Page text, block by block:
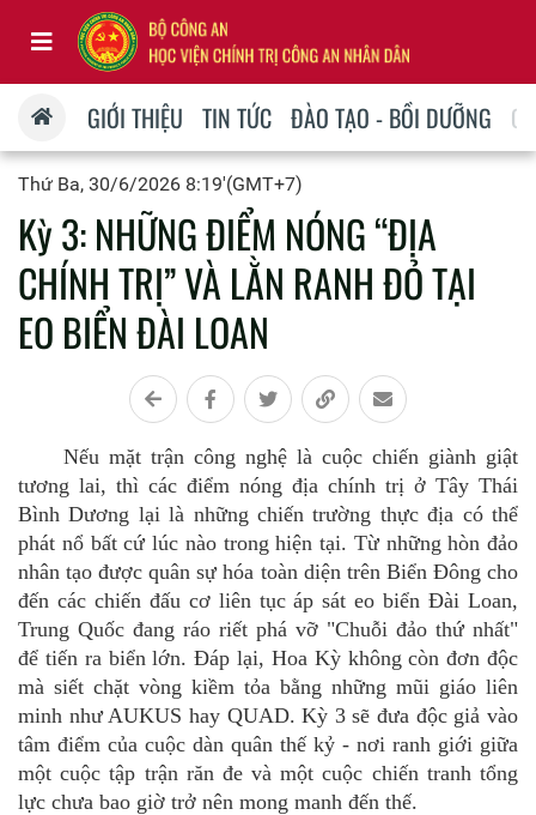
GIỚI THIỆU TIN TỨC ĐÀO TẠO - BỒI DƯỠNG
Thứ Ba, 30/6/2026 8:19'(GMT+7)
Kỳ 3: NHỮNG ĐIỂM NÓNG “ĐỊA
CHÍNH TRỊ” VÀ LẰN RANH ĐỎ TẠI
EO BIỂN ĐÀI LOAN
Nếu mặt trận công nghệ là cuộc chiến giành giật
tương lai, thì các điểm nóng địa chính trị ở Tây Thái
Bình Dương lại là những chiến trường thực địa có thể
phát nổ bất cứ lúc nào trong hiện tại. Từ những hòn đảo
nhân tạo được quân sự hóa toàn diện trên Biển Đông cho
đến các chiến đấu cơ liên tục áp sát eo biển Đài Loan,
Trung Quốc đang ráo riết phá vỡ "Chuỗi đảo thứ nhất"
để tiến ra biển lớn. Đáp lại, HoaKỳkhông còn đơn độc
mà siết chặt vòng kiềm tỏa bằng những mũi giáo liên
minh như AUKUS hay QUAD. Kỳ 3 sẽ đưa độc giả vào
tâm điểm của cuộc dàn quân thế kỷ - nơi ranh giới giữa
một cuộc tập trận răn đe và một cuộc chiến tranh tổng
lực chưa bao giờ trở nên mong manh đến thế.